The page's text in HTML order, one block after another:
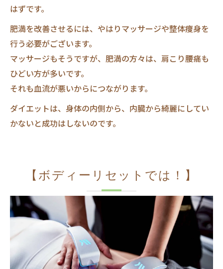
はずです。
肥満を改善させるには、やはりマッサージや整体痩身を
行う必要がございます。
マッサージもそうですが、肥満の方々は、肩こり腰痛も
ひどい方が多いです。
それも血流が悪いからにつながります。
ダイエットは、身体の内側から、内臓から綺麗にしてい
かないと成功はしないのです。
【ボディーリセットでは！】